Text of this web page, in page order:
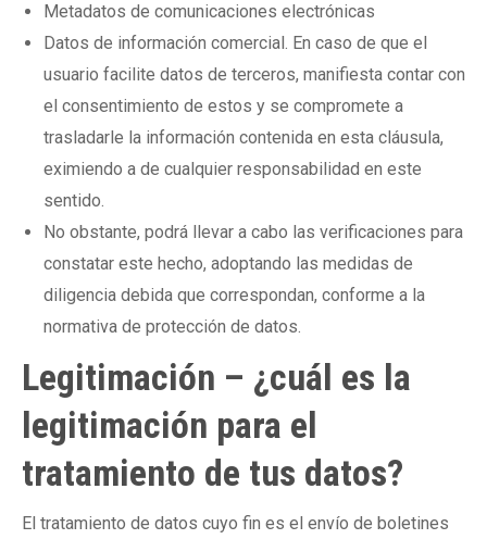
Metadatos de comunicaciones electrónicas
Datos de información comercial. En caso de que el
usuario facilite datos de terceros, manifiesta contar con
el consentimiento de estos y se compromete a
trasladarle la información contenida en esta cláusula,
eximiendo a de cualquier responsabilidad en este
sentido.
No obstante, podrá llevar a cabo las verificaciones para
constatar este hecho, adoptando las medidas de
diligencia debida que correspondan, conforme a la
normativa de protección de datos.
Legitimación – ¿cuál es la
legitimación para el
tratamiento de tus datos?
El tratamiento de datos cuyo fin es el envío de boletines